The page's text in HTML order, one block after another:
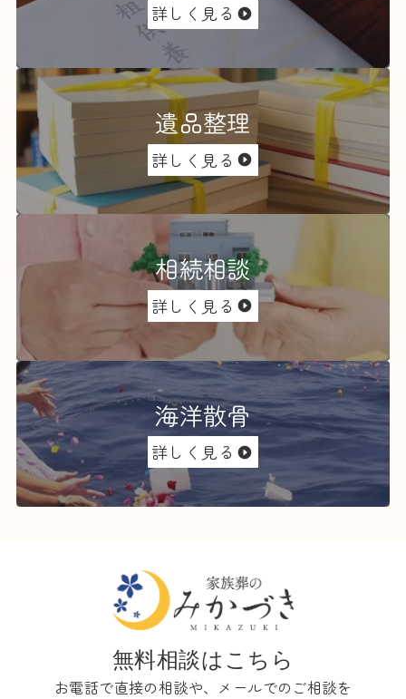
詳しく見る
遺品整理
詳しく見る
相続相談
詳しく見る
海洋散骨
詳しく見る
無料相談はこちら
お電話で直接の相談や、メールでのご相談を